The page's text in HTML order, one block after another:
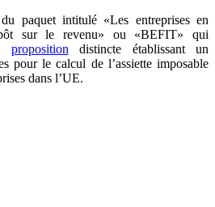
paquet intitulé «Les entreprises en
sur le revenu» ou «BEFIT» qui
proposition
distincte établissant un
pour le calcul de l’assiette imposable
dans l’UE.